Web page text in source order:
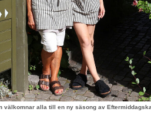
välkomnar alla till en ny säsong av